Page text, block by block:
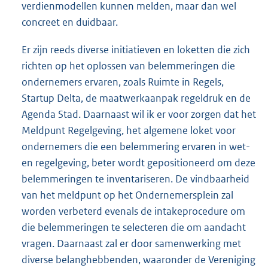
verdienmodellen kunnen melden, maar dan wel
concreet en duidbaar.
Er zijn reeds diverse initiatieven en loketten die zich
richten op het oplossen van belemmeringen die
ondernemers ervaren, zoals Ruimte in Regels,
Startup Delta, de maatwerkaanpak regeldruk en de
Agenda Stad. Daarnaast wil ik er voor zorgen dat het
Meldpunt Regelgeving, het algemene loket voor
ondernemers die een belemmering ervaren in wet-
en regelgeving, beter wordt gepositioneerd om deze
belemmeringen te inventariseren. De vindbaarheid
van het meldpunt op het Ondernemersplein zal
worden verbeterd evenals de intakeprocedure om
die belemmeringen te selecteren die om aandacht
vragen. Daarnaast zal er door samenwerking met
diverse belanghebbenden, waaronder de Vereniging